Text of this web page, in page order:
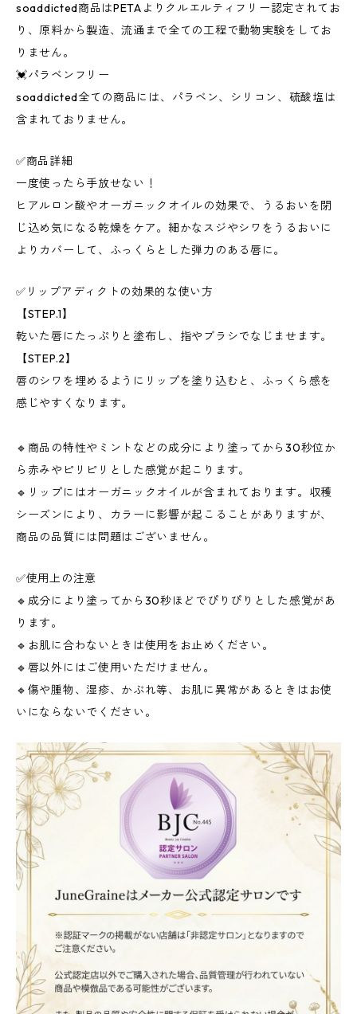
soaddicted商品はPETAよりクルエルティフリー認定されてお
り、原料から製造、流通まで全ての工程で動物実験をしてお
りません。
💓パラベンフリー
soaddicted全ての商品には、パラベン、シリコン、硫酸塩は
含まれておりません。
✅商品詳細
一度使ったら手放せない！
ヒアルロン酸やオーガニックオイルの効果で、うるおいを閉
じ込め気になる乾燥をケア。細かなスジやシワをうるおいに
よりカバーして、ふっくらとした弾力のある唇に。
✅リップアディクトの効果的な使い方
【STEP.1】
乾いた唇にたっぷりと塗布し、指やブラシでなじませます。
【STEP.2】
唇のシワを埋めるようにリップを塗り込むと、ふっくら感を
感じやすくなります。
🔹商品の特性やミントなどの成分により塗ってから30秒位か
ら赤みやピリピリとした感覚が起こります。
🔹リップにはオーガニックオイルが含まれております。収穫
シーズンにより、カラーに影響が起こることがありますが、
商品の品質には問題はございません。
✅使用上の注意
🔹成分により塗ってから30秒ほどでぴりぴりとした感覚があ
ります。
🔹お肌に合わないときは使用をお止めください。
🔹唇以外にはご使用いただけません。
🔹傷や腫物、湿疹、かぶれ等、お肌に異常があるときはお使
いにならないでください。